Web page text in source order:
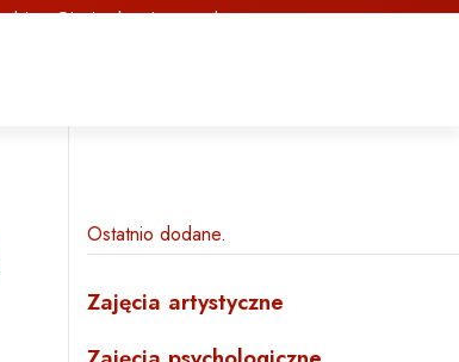
biuro@jasimalgosia.org.pl
Ostatnio dodane
Zajęcia artystyczne